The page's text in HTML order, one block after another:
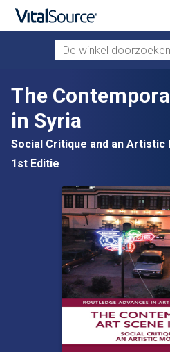
Verdergaan naar belangrijkste
De winkel doorzoeken
The
in Syria
Social Critique and an Artistic
1st Editie